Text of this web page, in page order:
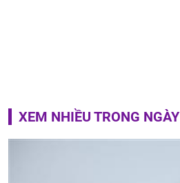
XEM NHIỀU TRONG NGÀY